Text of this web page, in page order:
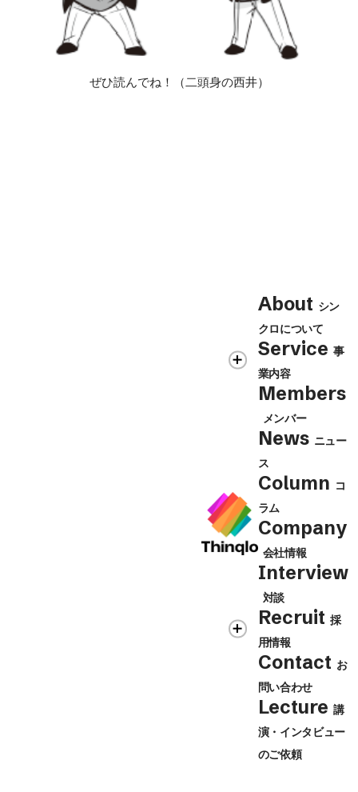
ぜひ読んでね！（二頭身の西井）
About シン
クロについて
Service 事
業内容
Members
メンバー
News ニュー
ス
Column コ
ラム
Company
会社情報
Interview
対談
Recruit 採
用情報
Contact お
問い合わせ
Lecture 講
演・インタビュー
のご依頼